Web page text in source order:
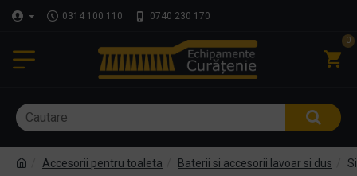
0314 100 110 0740 230 170
0
Accesorii pentru toaleta Baterii si accesorii lavoar si dus